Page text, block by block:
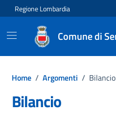
Vai ai contenuti
Vai al footer
Regione Lombardia
Comune di
Home / Argomenti / Bilancio
Bilancio